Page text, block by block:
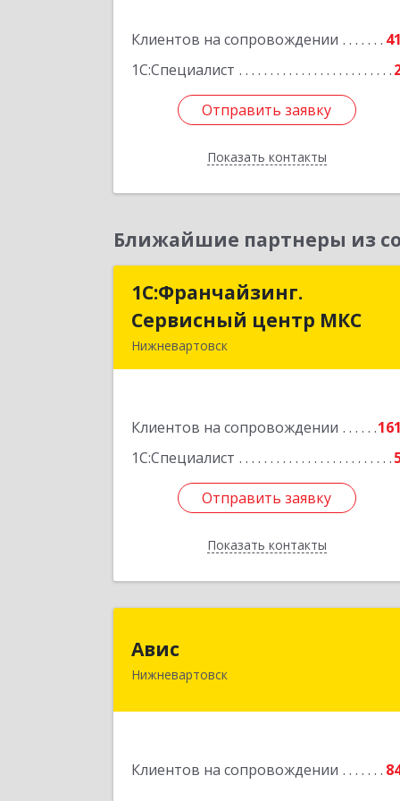
Клиентов на сопровождении
41
1С:Специалист
Отправить заявку
Показать контакты
Подробнее
Отправить заявку
Назад
Ближайшие партнеры из
1С:Франчайзинг.
Сервисный центр МКС
Нижневартовск
Клиентов на сопровождении
161
1С:Специалист
Отправить заявку
Показать контакты
1С:Франчайзинг.
Сервисный центр МКС
54А, стр.1, оф.112, 202
Отправить заявку
Назад
Авис
Нижневартовск
Клиентов на сопровождении
628600, Ханты-Мансийский